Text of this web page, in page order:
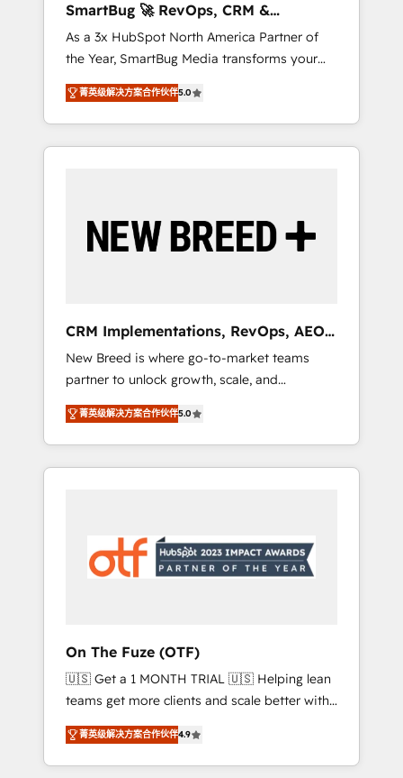
agents, and high-integrity migrations for total
reporting clarity. Security & Compliance: SOC
2 Type I and HIPAA attested for enterprise-
grade data security. 🏆 Why Bluleadz? GTM
OS Partner | 16+ Years Experience | 1,000+
Five-Star Reviews
SmartBug 🚀 RevOps, CRM &
Integration Experts
As a 3x HubSpot North America Partner of
the Year, SmartBug Media transforms your
customer lifecycle into a revenue engine. Our
unified ecosystem includes specialized
divisions Globalia (AI & Software) and Point
Success Media (Paid Media), making this the
by Globalia’s technical development team. -
19 HubSpot-certified trainers to drive
deployment of Breeze AI and custom agents
to automate growth. 🏆 Elite Excellence - 8
platform accreditations and deep HIPAA-
compliance expertise. - A team of 250+
experts dedicated to your resilient growth.
菁英级解决方案合作伙伴5.0
CRM Implementations, RevOps, AEO
+ Web, Demand Gen
New Breed is where go-to-market teams
partner to unlock growth, scale, and
transformation. We help companies activate
HubSpot’s AI-powered customer platform
and operationalize HubSpot’s Loop
Marketing framework through expert-led
Hubs to your buyer journey for clean data,
scalability, & reporting. 🎯Demand Gen &
messaging, & conversion strategy that drive
results. 🤖AI Strategy: Activate Breeze Agents,
configure HubSpot AI, & maximize AEO with
tailored AI services. 🧩Integrations: Extend
HubSpot with custom integrations, hosting, &
maintenance.
菁英级解决方案合作伙伴5.0
On The Fuze (OTF)
🇺🇸 Get a 1 MONTH TRIAL 🇺🇸 Helping lean
teams get more clients and scale better with
our HubSpot Consulting & 'Done For You'
Services. 🚀 Who We Work With 🚀 We help
lean, growing companies: - Win more
菁英级解决方案合作伙伴4.9